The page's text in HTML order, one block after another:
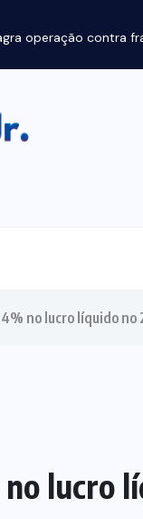
operação contra
no lucro líquido
lucro